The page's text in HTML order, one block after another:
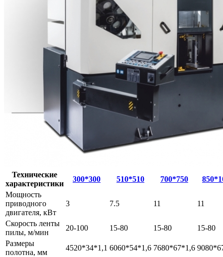
Технические
характеристики
300*300 510*510 700*750
Мощность
приводного
двигателя, кВт
3 7.5 11 11
Скорость ленты
пилы, м/мин
20-100 15-80 15-80
15-80
Размеры
полотна, мм
4520*34*1,1 6060*54*1,6 7680*67*1,6